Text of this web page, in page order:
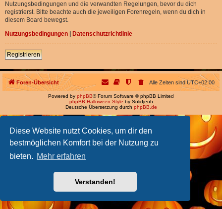
Diese Website nutzt Cookies, um dir den
bestmöglichen Komfort bei der Nutzung zu
bieten. Mehr erfahren
Verstanden!
Nutzungsbedingungen und die verwandten Regelungen, bevor du dich
registrierst. Bitte beachte auch die jeweiligen Forenregeln, wenn du dich in
diesem Board bewegst.
Nutzungsbedingungen | Datenschutzrichtlinie
Registrieren
Foren-Übersicht Alle Zeiten sindUTC+02:00
Powered by phpBB® Forum Software © phpBB Limited
phpBB Halloween Style by Solidjeuh
Deutsche Übersetzung durch phpBB.de